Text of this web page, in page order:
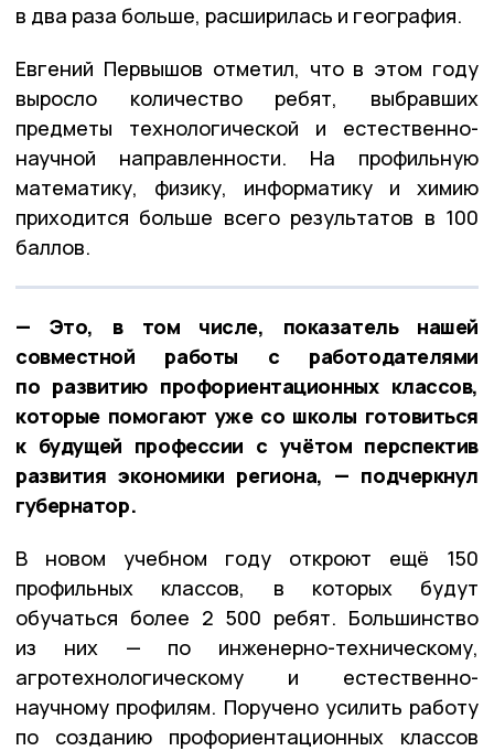
в два раза больше, расширилась и география.
Евгений Первышов отметил, что в этом году
выросло количество ребят, выбравших
предметы технологической и естественно-
научной направленности. На профильную
математику, физику, информатику и химию
приходится больше всего результатов в 100
баллов.
— Это, в том числе, показатель нашей
совместной работы с работодателями
по развитию профориентационных классов,
которые помогают уже со школы готовиться
к будущей профессии с учётом перспектив
развития экономики региона, — подчеркнул
губернатор.
В новом учебном году откроют ещё 150
профильных классов, в которых будут
обучаться более 2 500 ребят. Большинство
из них — по инженерно-техническому,
агротехнологическому и естественно-
научному профилям. Поручено усилить работу
по созданию профориентационных классов